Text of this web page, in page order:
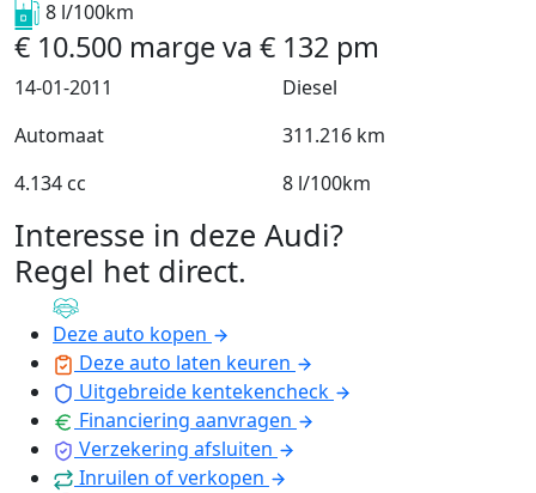
8 l/100km
€ 10.500 marge va € 132 pm
14-01-2011
Diesel
Automaat
311.216 km
4.134 cc
8 l/100km
Interesse in deze Audi?
Regel het direct.
Deze auto kopen
Deze auto laten keuren
Uitgebreide kentekencheck
Financiering aanvragen
Verzekering afsluiten
Inruilen of verkopen